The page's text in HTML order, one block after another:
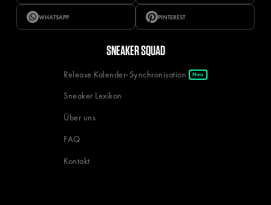
WHATSAPP PINTEREST
SNEAKER SQUAD
Release Kalender-Synchronisation Neu
Sneaker Lexikon
Über uns
FAQ
Kontakt